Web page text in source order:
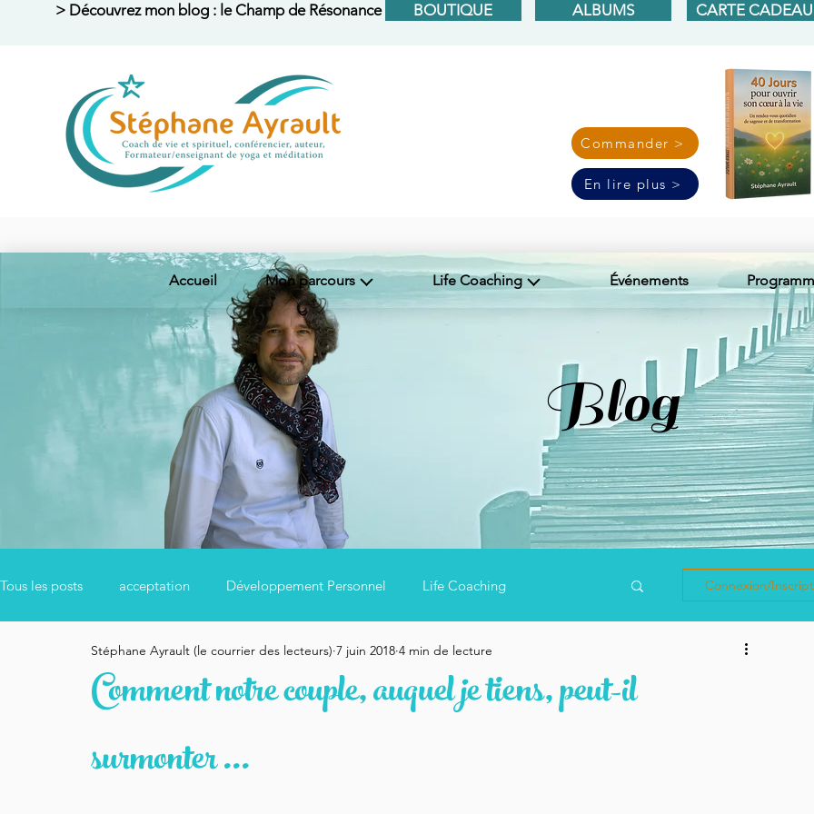
> Découvrez mon blog : le Champ de Résonance < BOUTIQUE ALBUMS CARTE CADEAU
Commander >
En lire plus >
Accueil Mon parcours Life Coaching Événements
Blog
Tous les posts acceptation Développement Personnel Life Coaching
Bien se nourrir Confiance en Soi Couple Ayurveda Méditation
Connexion/
Comment notre couple, auquel je tiens, peut-il
surmonter ...
Stéphane Ayrault (le courrier des lecteurs) 7 juin 2018 4 min de lecture